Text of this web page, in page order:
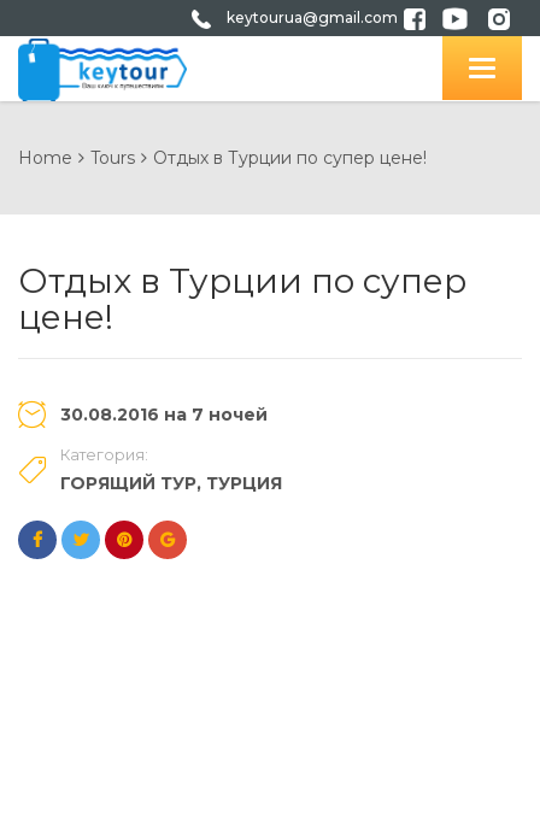
keytourua@gmail.com
Home Tours Отдых в Турции по супер цене!
Отдых в Турции по супер
цене!
30.08.2016 на 7 ночей
Категория:
ГОРЯЩИЙ ТУР, ТУРЦИЯ